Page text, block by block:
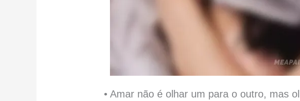
• Amar não é olhar um para o outro, mas